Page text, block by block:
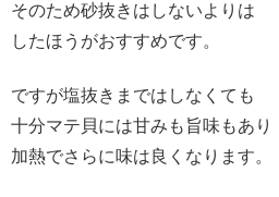
そのため砂抜きはしないよりは
したほうがおすすめです。
ですが塩抜きまではしなくても
十分マテ貝には甘みも旨味もあり
加熱でさらに味は良くなります。